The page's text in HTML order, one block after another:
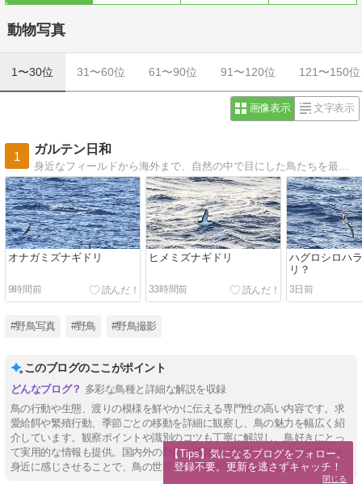
動物写真
1〜30位 31〜60位 61〜90位 91〜120位 121〜150位
画像表示 文字表示
1
ガルテン日和
オナガミズナギドリ
9時間前
ヒメミズナギドリ
33時間前
ハグロシロハ
リ？
3日前
#野鳥写真 #野鳥 #野鳥撮影
このブログのここがポイント
多彩な鳥種と詳細な解説を収録
鳥の行動や生態、渡りの模様を鮮やかに伝える専門性の高い内容です。求
愛給餌や繁殖行動、季節ごとの移動を詳細に観察し、鳥の魅力を幅広く紹
介しています。観察ポイントや識別のコツも丁寧に解説し、鳥好きにとっ
て実用的な情報も提供。国内外の野鳥を多角的に取り上げ、自然の営みを
身近に感じさせることで、鳥の世界への深い興味を引き出します。
【Tips】気になるブログをフォロー。
登録不要。更新を逃さずキャッチ！
閉じる